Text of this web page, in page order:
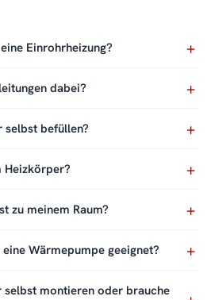
Einrohrheizung?
dabei?
selbst befüllen?
Heizkörper?
zu meinem Raum?
Wärmepumpe geeignet?
selbst montieren oder brauche